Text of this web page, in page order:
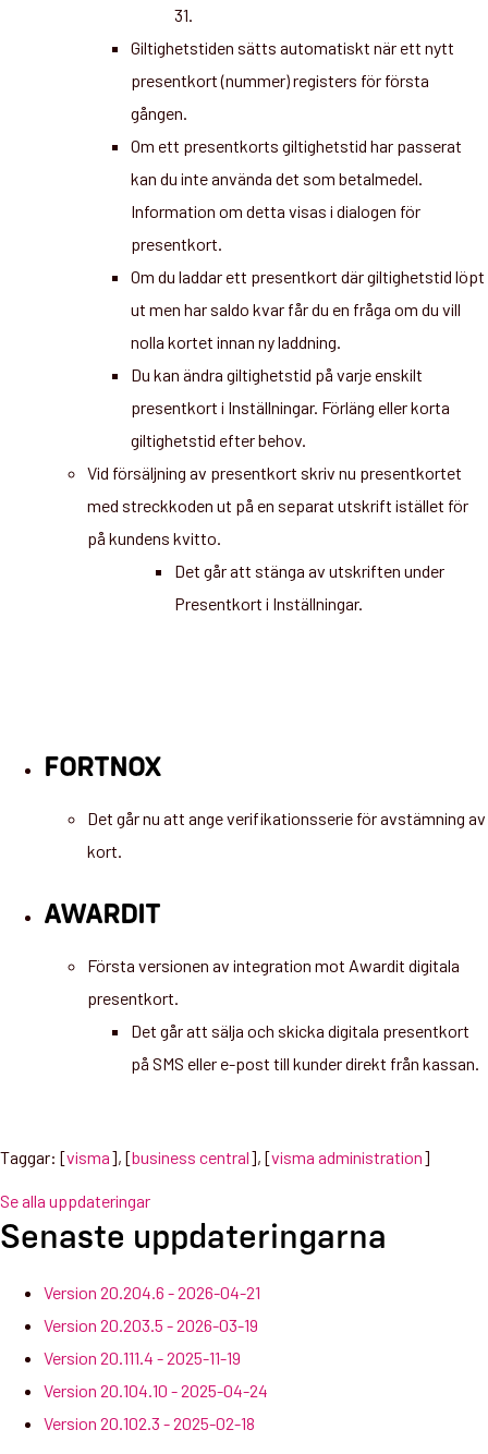
31.
Giltighetstiden sätts automatiskt när ett nytt
presentkort (nummer) registers för första
gången.
Om ett presentkorts giltighetstid har passerat
kan du inte använda det som betalmedel.
Information om detta visas i dialogen för
presentkort.
Om du laddar ett presentkort där giltighetstid löpt
ut men har saldo kvar får du en fråga om du vill
nolla kortet innan ny laddning.
Du kan ändra giltighetstid på varje enskilt
presentkort i Inställningar. Förläng eller korta
giltighetstid efter behov.
Vid försäljning av presentkort skriv nu presentkortet
med streckkoden ut på en separat utskrift istället för
på kundens kvitto.
Det går att stänga av utskriften under
Presentkort i Inställningar.
FORTNOX
Det går nu att ange verifikationsserie för avstämning av
kort.
AWARDIT
Första versionen av integration mot Awardit digitala
presentkort.
Det går att sälja och skicka digitala presentkort
på SMS eller e-post till kunder direkt från kassan.
Taggar: [visma], [business central], [visma administration]
Se alla uppdateringar
Senaste uppdateringarna
Version 20.204.6 - 2026-04-21
Version 20.203.5 - 2026-03-19
Version 20.111.4 - 2025-11-19
Version 20.104.10 - 2025-04-24
Version 20.102.3 - 2025-02-18